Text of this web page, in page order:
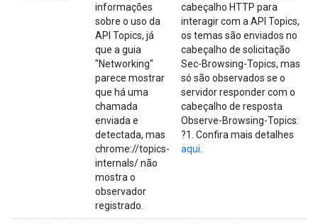
informações
sobre o uso da
API Topics, já
que a guia
"Networking"
parece mostrar
que há uma
chamada
enviada e
detectada, mas
chrome://topics-
internals/ não
mostra o
observador
registrado.
cabeçalho HTTP para
interagir com a API Topics,
os temas são enviados no
cabeçalho de solicitação
Sec-Browsing-Topics, mas
só são observados se o
servidor responder com o
cabeçalho de resposta
Observe-Browsing-Topics:
?1. Confira mais detalhes
aqui